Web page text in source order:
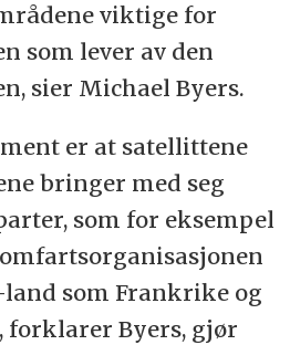
viktige for
som lever av den
sier Michael Byers.
er at satellittene
bringer med seg
som for eksempel
land som Frankrike og
forklarer Byers, gjør